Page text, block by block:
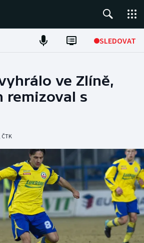
SLEDOVAT
ve Zlíně,
remizoval s
ČTK